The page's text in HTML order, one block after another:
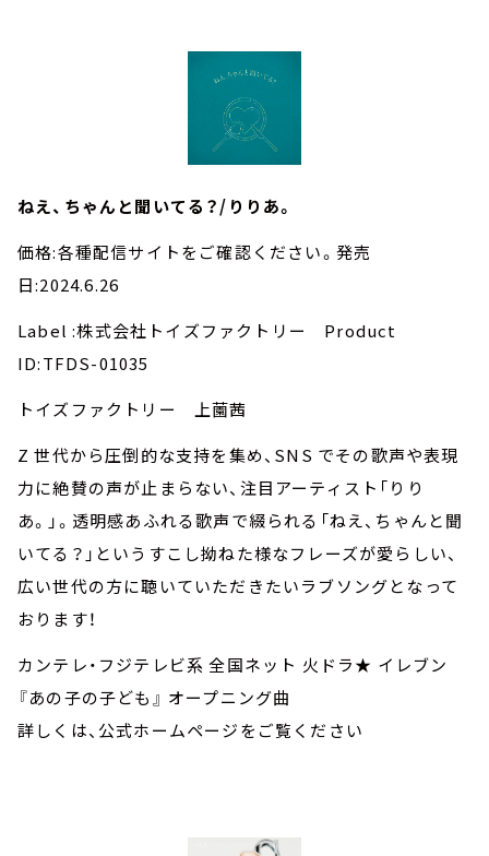
ねえ、ちゃんと聞いてる？/りりあ。
価格:各種配信サイトをご確認ください。発売
日:2024.6.26
Label :株式会社トイズファクトリー Product
ID:TFDS-01035
トイズファクトリー 上薗茜
Z 世代から圧倒的な支持を集め、SNS でその歌声や表現
力に絶賛の声が止まらない、注目アーティスト「りり
あ。」。透明感あふれる歌声で綴られる「ねえ、ちゃんと聞
いてる？」というすこし拗ねた様なフレーズが愛らしい、
広い世代の方に聴いていただきたいラブソングとなって
おります！
カンテレ・フジテレビ系 全国ネット 火ドラ★ イレブン
『あの子の子ども』 オープニング曲
詳しくは、公式ホームページをご覧ください